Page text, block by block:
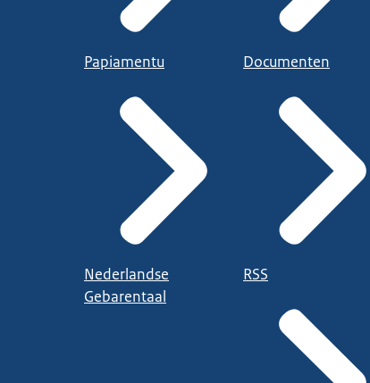
Papiamentu
Nederlandse
Gebarentaal
Documenten
RSS